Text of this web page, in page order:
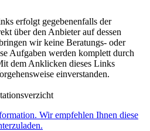
erfolgt gegebenenfalls der
über den Anbieter auf dessen
wir keine Beratungs- oder
Aufgaben werden komplett durch
dem Anklicken dieses Links
einverstanden.
Wir empfehlen Ihnen diese